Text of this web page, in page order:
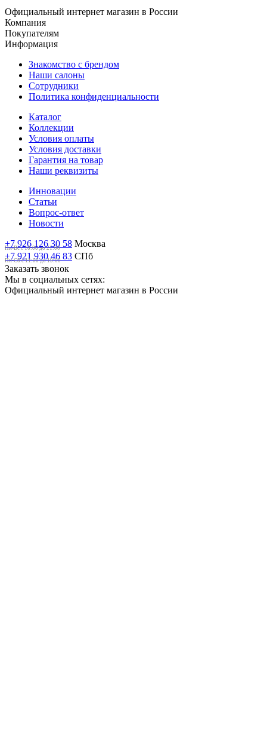
Официальный интернет магазин в России
Компания
Покупателям
Информация
Знакомство с брендом
Наши салоны
Сотрудники
Политика конфиденциальности
Каталог
Коллекции
Условия оплаты
Условия доставки
Гарантия на товар
Наши реквизиты
Инновации
Статьи
Вопрос-ответ
Новости
+7 926 126 30 58 Москва
Пн-Вс с 10:00 до 21:00
+7 921 930 46 83 СПб
Пн-Сб c 11:00 до 19:00
Заказать звонок
Мы в социальных сетях:
Официальный интернет магазин в России